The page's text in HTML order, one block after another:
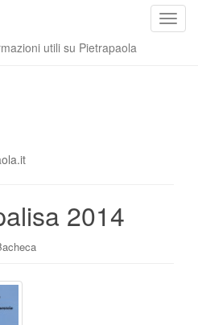
T
utili su Pietrapaola
2014